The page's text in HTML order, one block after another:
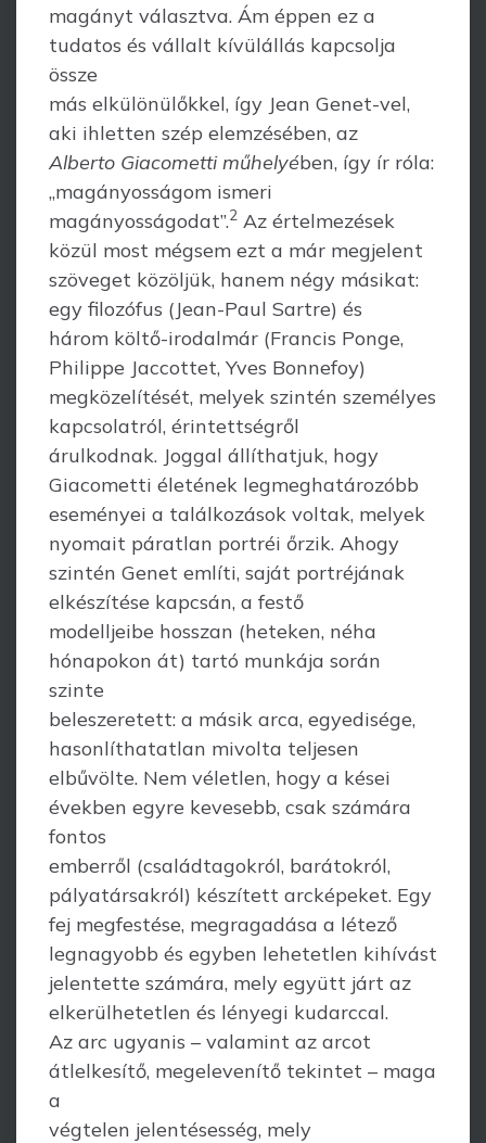
magányt választva. Ám éppen ez a
tudatos és vállalt kívülállás kapcsolja
össze
más elkülönülőkkel, így Jean Genet-vel,
aki ihletten szép elemzésében, az
Alberto Giacometti műhelyében, így ír róla:
„magányosságom ismeri
magányosságodat”.2 Az értelmezések
közül most mégsem ezt a már megjelent
szöveget közöljük, hanem négy másikat:
egy filozófus (Jean-Paul Sartre) és
három költő-irodalmár (Francis Ponge,
Philippe Jaccottet, Yves Bonnefoy)
megközelítését, melyek szintén személyes
kapcsolatról, érintettségről
árulkodnak. Joggal állíthatjuk, hogy
Giacometti életének legmeghatározóbb
eseményei a találkozások voltak, melyek
nyomait páratlan portréi őrzik. Ahogy
szintén Genet említi, saját portréjának
elkészítése kapcsán, a festő
modelljeibe hosszan (heteken, néha
hónapokon át) tartó munkája során
szinte
beleszeretett: a másik arca, egyedisége,
hasonlíthatatlan mivolta teljesen
elbűvölte. Nem véletlen, hogy a kései
években egyre kevesebb, csak számára
fontos
emberről (családtagokról, barátokról,
pályatársakról) készített arcképeket. Egy
fej megfestése, megragadása a létező
legnagyobb és egyben lehetetlen kihívást
jelentette számára, mely együtt járt az
elkerülhetetlen és lényegi kudarccal.
Az arc ugyanis – valamint az arcot
átlelkesítő, megelevenítő tekintet – maga
a
végtelen jelentésesség, mely